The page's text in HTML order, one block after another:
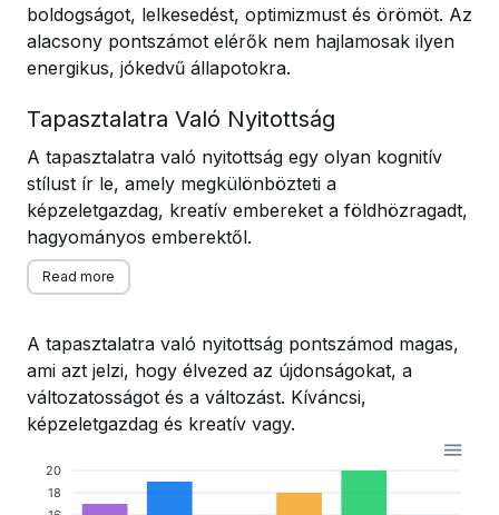
boldogságot, lelkesedést, optimizmust és örömöt. Az
alacsony pontszámot elérők nem hajlamosak ilyen
energikus, jókedvű állapotokra.
Tapasztalatra Való Nyitottság
A tapasztalatra való nyitottság egy olyan kognitív
stílust ír le, amely megkülönbözteti a
képzeletgazdag, kreatív embereket a földhözragadt,
hagyományos emberektől.
Read more
A tapasztalatra való nyitottság pontszámod magas,
ami azt jelzi, hogy élvezed az újdonságokat, a
változatosságot és a változást. Kíváncsi,
képzeletgazdag és kreatív vagy.
20
18